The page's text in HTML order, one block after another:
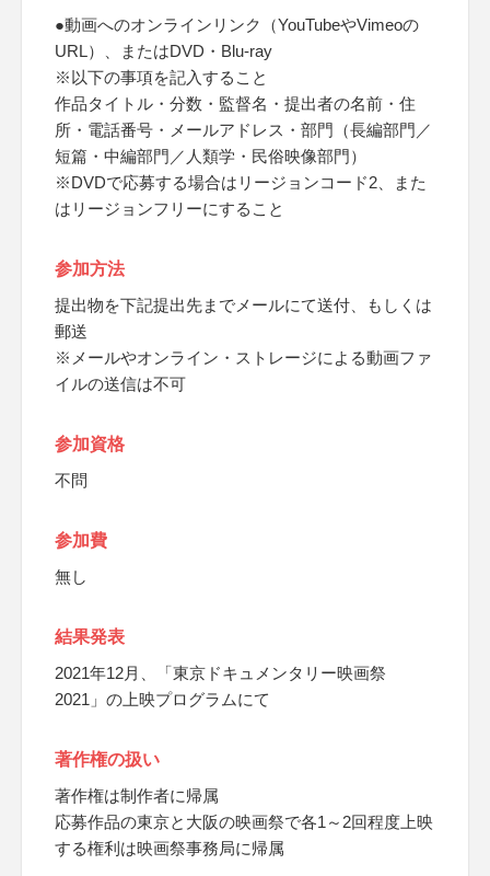
●動画へのオンラインリンク（YouTubeやVimeoの
URL）、またはDVD・Blu-ray
※以下の事項を記入すること
作品タイトル・分数・監督名・提出者の名前・住
所・電話番号・メールアドレス・部門（長編部門／
短篇・中編部門／人類学・民俗映像部門）
※DVDで応募する場合はリージョンコード2、また
はリージョンフリーにすること
参加方法
提出物を下記提出先までメールにて送付、もしくは
郵送
※メールやオンライン・ストレージによる動画ファ
イルの送信は不可
参加資格
不問
参加費
無し
結果発表
2021年12月、「東京ドキュメンタリー映画祭
2021」の上映プログラムにて
著作権の扱い
著作権は制作者に帰属
応募作品の東京と大阪の映画祭で各1～2回程度上映
する権利は映画祭事務局に帰属